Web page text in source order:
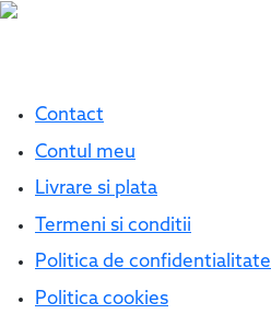
Contact
Contul meu
Livrare si plata
Termeni si conditii
Politica de confidentialitate
Politica cookies